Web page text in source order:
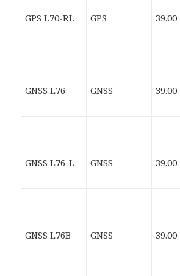
GPS L70-RL GPS 39.00
GNSS L76 GNSS 39.00
GNSS L76-L GNSS 39.00
GNSS L76B GNSS 39.00